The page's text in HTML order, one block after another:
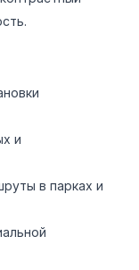
и
в парках и